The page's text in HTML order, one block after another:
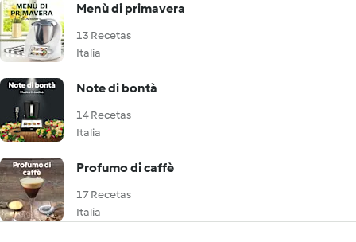
Menù di primavera
13 Recetas
Italia
Note di bontà
14 Recetas
Italia
Profumo di caffè
17 Recetas
Italia